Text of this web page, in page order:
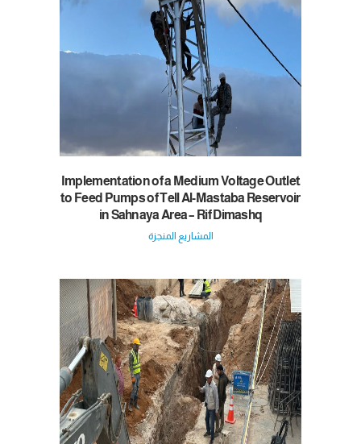
Implementation of a Medium Voltage Outlet
to Feed Pumps of Tell Al-Mastaba Reservoir
in Sahnaya Area – Rif Dimashq
المشاريع المنجزة